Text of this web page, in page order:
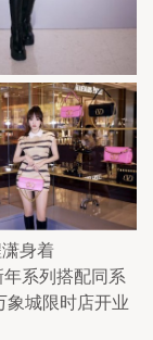
身着
系列搭配同系
象城限时店开业